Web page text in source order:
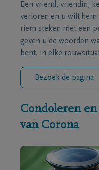
Een vriend, vriendin,
verloren en u wilt hem
riem steken met een
geven u de woorden
bent, in elke
Bezoek de pagina
Condoleren
van Corona